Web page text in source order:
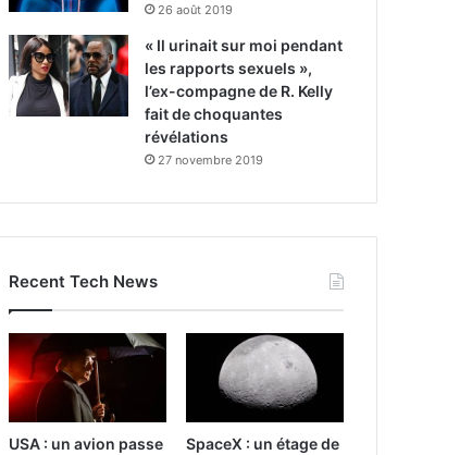
26 août 2019
« Il urinait sur moi pendant
les rapports sexuels »,
l’ex-compagne de R. Kelly
fait de choquantes
révélations
27 novembre 2019
Recent Tech News
USA : un avion passe
SpaceX : un étage de